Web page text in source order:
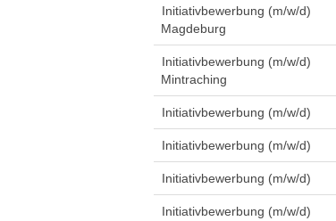
Initiativbewerbung (m/w/d)
Magdeburg
Initiativbewerbung (m/w/d)
Mintraching
Initiativbewerbung (m/w/d)
Initiativbewerbung (m/w/d)
Initiativbewerbung (m/w/d)
Initiativbewerbung (m/w/d)